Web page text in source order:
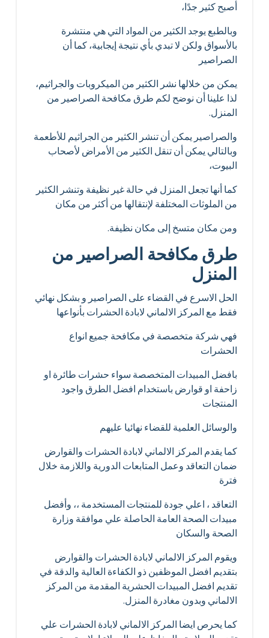
أصبح كثير جدًا،
وبالطبع يوجد الكثير من المواد التي هي منتشرة
بالأسواق ولكن لا تبدي بأي نتيجة إيجابية، كما أن
الصراصير
يمكن من خلالها نشر الكثير من الميكروبات والجراثيم،
لذا علينا أن نوضح لكم طرق مكافحة الصراصير من
المنزل.
والصراصير يمكن أن تنشر الكثير من الجراثيم للأطعمة
وبالتالي يمكن أن تنقل الكثير من الأمراض لأصحاب
البيوت،
كما أنها تجعل المنزل في حالة غير نظيفة وتنشر الكثير
من الملوثات المختلفة لإنتقالها من أكثر من مكان
ومن مكان متسخ إلى مكان نظيفة.
طرق مكافحة الصراصير من
المنزل
الحل الاسرع في القضاء على الصراصير و بشكل نهائي
فقط مع المركز الالماني لابادة الحشرات بأنواعها
فهي شركة متخصصة في مكافحة جميع انواع
الحشرات
بافضل المبيدات المتخصصة سواء حشرات طائرة او
زاحفة او قوارض باستخدام افضل الطرق واجود
المنتجات
والوسائل العلمية للقضاء نهائيا عليهم
كما يقدم المركز الالماني لابادة الحشرات والقوارض
ضمان التعاقد وعمل المتابعات الدورية واللازمة خلال
فترة
التعاقد ، اعلي جودة للمنتجات المستخدمة ،، وأفضل
مبيدات الصحة العامة الحاصلة علي موافقة وزارة
الصحة والسكان
ويقوم المركز الالماني لابادة الحشرات والقوارض
بتقديم افضل الموظفين ذو الكفاءة العالية والدقة في
تقديم افضل المبيدات الحشرية المقدمة من المركز
الالماني وبدون مغادرة المنزل.
كما يحرص ايضا المركز الالماني لابادة الحشرات علي